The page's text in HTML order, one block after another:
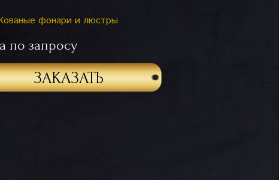
фонари и люстры
по запросу
ЗАКАЗАТЬ